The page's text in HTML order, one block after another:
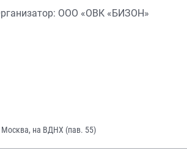
ООО «ОВК «БИЗОН»
Москва, на ВДНХ (пав. 55)